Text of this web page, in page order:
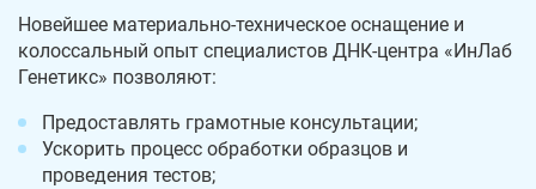
Новейшее материально-техническое оснащение и
колоссальный опыт специалистов ДНК-центра «ИнЛаб
Генетикс» позволяют:
Предоставлять грамотные консультации;
Ускорить процесс обработки образцов и
проведения тестов;